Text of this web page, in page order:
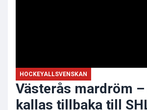
HOCKEYALLSVENSKAN
Västerås mardröm –
kallas tillbaka till